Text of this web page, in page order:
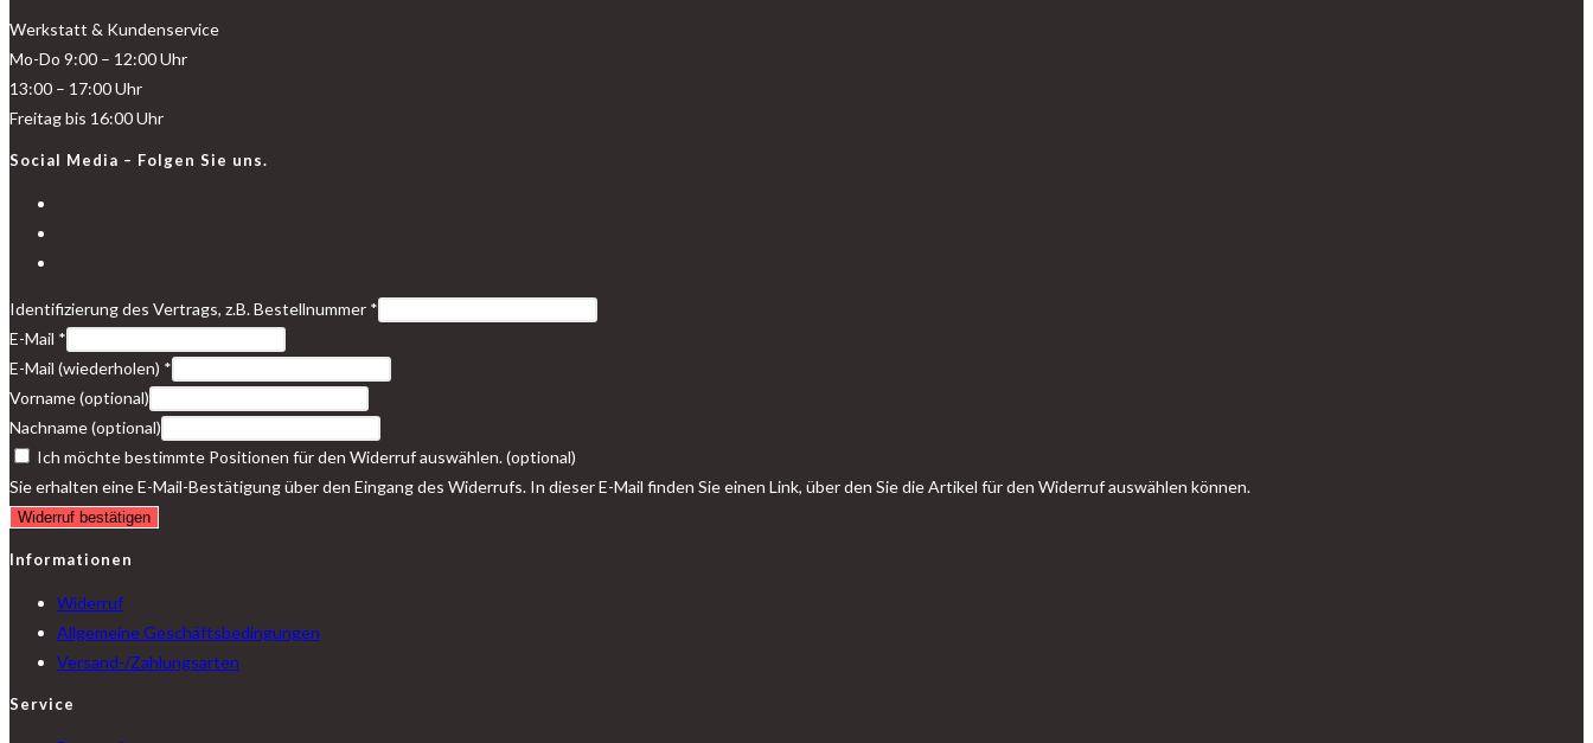
Werkstatt & Kundenservice
Mo-Do 9:00 – 12:00 Uhr
13:00 – 17:00 Uhr
Freitag bis 16:00 Uhr
Social Media – Folgen Sie uns.
Identifizierung des Vertrags, z.B. Bestellnummer *
E-Mail *
E-Mail (wiederholen) *
Vorname(optional)
Nachname(optional)
Ich möchte bestimmte Positionen für den Widerruf auswählen.(optional)
Sie erhalten eine E-Mail-Bestätigung über den Eingang des Widerrufs. In dieser E-Mail finden Sie einen Link, über den Sie die Artikel für den Widerruf auswählen können.
Widerruf bestätigen
Informationen
Widerruf
Allgemeine Geschäftsbedingungen
Versand-/Zahlungsarten
Service